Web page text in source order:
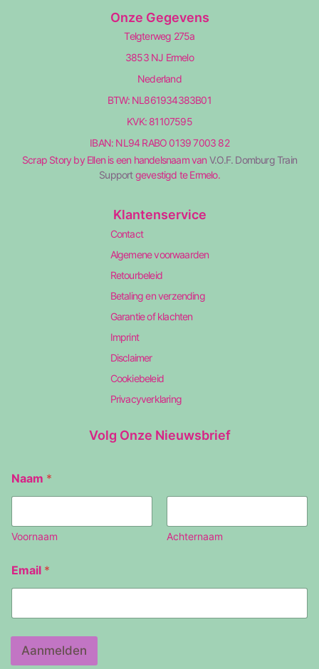
Onze Gegevens
Telgterweg 275a
3853 NJ Ermelo
Nederland
BTW: NL861934383B01
KVK: 81107595
IBAN: NL94 RABO 0139 7003 82
Scrap Story by Ellen is een handelsnaam van V.O.F. Domburg Train
Supportgevestigd te Ermelo.
Klantenservice
Contact
Algemene voorwaarden
Retourbeleid
Betaling en verzending
Garantie of klachten
Imprint
Disclaimer
Cookiebeleid
Privacyverklaring
Volg Onze Nieuwsbrief
Naam *
Voornaam Achternaam
m
a
l
a
Email *
Aanmelden